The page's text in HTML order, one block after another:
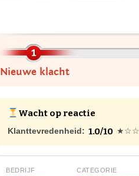
Nieuwe klacht
Wacht op reactie
Klanttevredenheid: 1.0/10
BEDRIJF CATEGORIE